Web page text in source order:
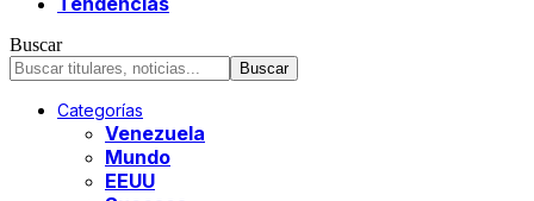
Buscar
Categorías
Venezuela
Mundo
EEUU